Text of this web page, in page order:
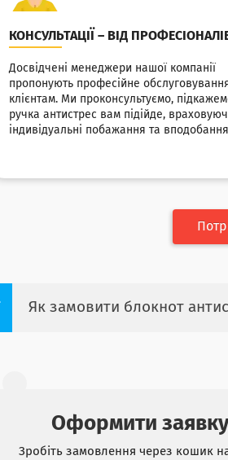
КОНСУЛЬТАЦІЇ – ВІД
Досвідчені менеджери нашої компанії
пропонують професійне
клієнтам. Ми проконсультуємо,
ручка антистрес вам підійде,
індивідуальні побажання та
Як замовити блокнот
Оформити заявку
Зробіть замовлення через кошик на